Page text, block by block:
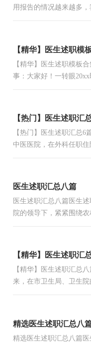
用报告的情况越来越多
【精华】医生述职模
【精华】医生述职模板
事：大家好！一转眼
【热门】医生述职汇
【热门】医生述职汇总
中医医院，在外科任职
医生述职汇总八篇
医生述职汇总八篇医生
院的领导下，紧紧围绕
【精华】医生述职汇
【精华】医生述职汇总
来，在市卫生局、卫生
精选医生述职汇总八
精选医生述职汇总八篇